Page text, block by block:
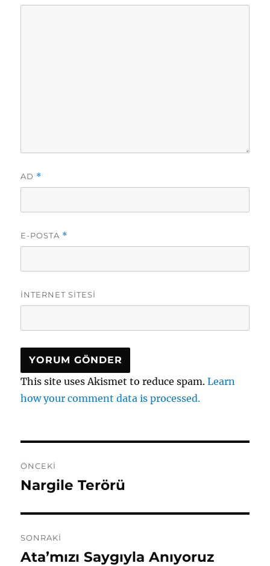
AD *
E-POSTA *
İNTERNET SITESI
This site uses Akismet to reduce spam.Learn
how your comment data is processed.
gezinmesi
ÖNCEKI
Önceki
Nargile Terörü
SONRAKI
Sonraki
Ata’mızı Saygıyla Anıyoruz